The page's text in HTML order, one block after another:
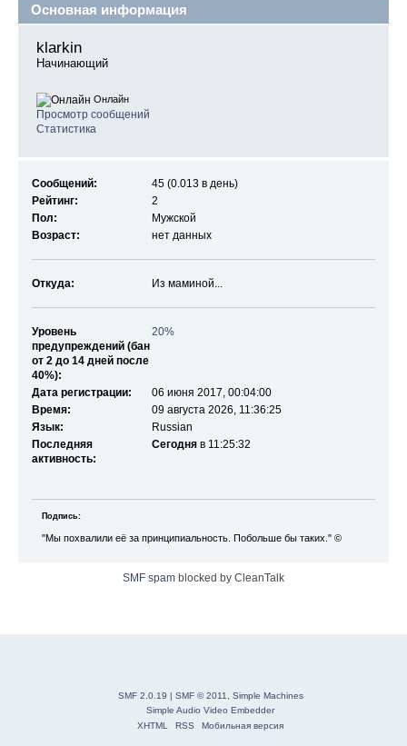
Основная информация
klarkin
Начинающий
Онлайн
Просмотр сообщений
Статистика
Сообщений:
45 (0.013 в день)
Рейтинг:
2
Пол:
Мужской
Возраст:
нет данных
Откуда: Из маминой...
Уровень
предупреждений (бан
от 2 до 14 дней после
40%):
20%
Дата регистрации:
06 июня 2017, 00:04:00
Время:
09 августа 2026, 11:36:25
Язык:
Russian
Последняя
активность:
Сегодня в 11:25:32
Подпись:
"Мы похвалили её за принципиальность. Побольше бы таких." ©
SMF spam blocked by CleanTalk
SMF 2.0.19 | SMF © 2011, Simple Machines
Simple Audio Video Embedder
XHTML
RSS Мобильная версия